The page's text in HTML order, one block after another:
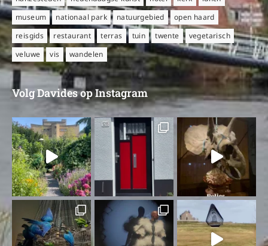
museum
nationaal park natuurgebied
open haard
reisgids
restaurant terras tuin twente
vegetarisch
veluwe
vis wandelen
Volg Davides op Instagram